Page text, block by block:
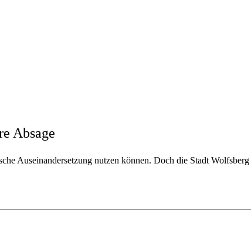
Absage
Auseinandersetzung nutzen können. Doch die Stadt Wolfsberg